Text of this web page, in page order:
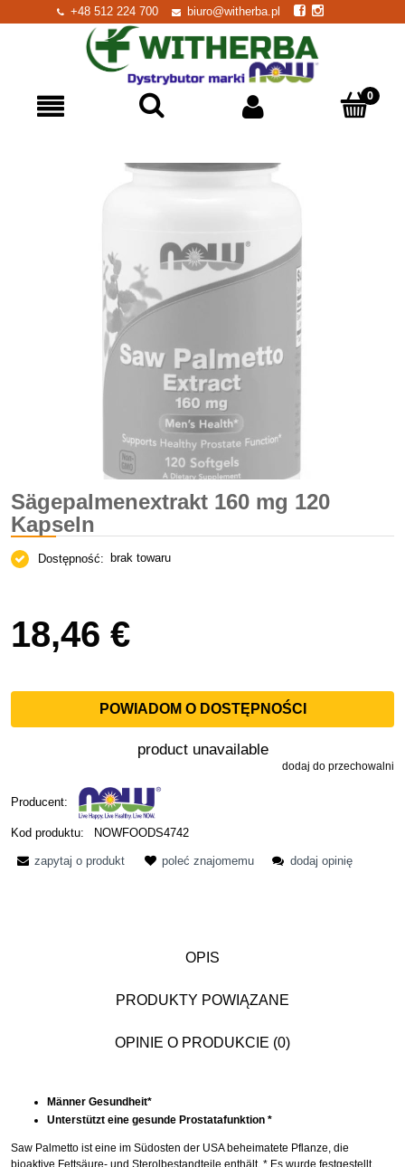
+48 512 224 700 biuro@witherba.pl
Sägepalmenextrakt 160 mg 120
Kapseln
Dostępność: brak towaru
18,46 €
POWIADOM O DOSTĘPNOŚCI
product unavailable
dodaj do przechowalni
Producent:
Kod produktu: NOWFOODS4742
zapytaj o produkt poleć znajomemu dodaj opinię
OPIS
PRODUKTY POWIĄZANE
OPINIE O PRODUKCIE (0)
Männer Gesundheit*
Unterstützt eine gesunde Prostatafunktion *
Saw Palmetto ist eine im Südosten der USA beheimatete Pflanze, die
bioaktive Fettsäure- und Sterolbestandteile enthält. * Es wurde festgestellt,